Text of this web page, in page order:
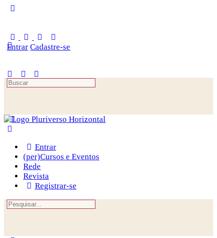
Entrar Cadastre-se
Procurar
Entrar
(per)Cursos e Eventos
Rede
Revista
Registrar-se
Procurar